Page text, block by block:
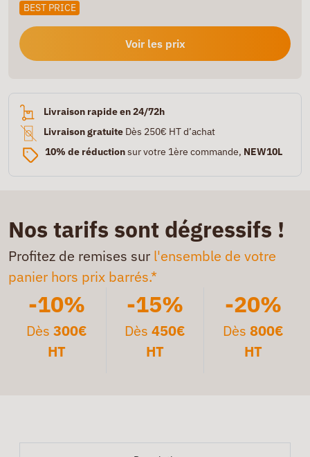
BEST PRICE
Voir les prix
Livraison rapide en 24/72h
Livraison gratuite Dès 250€ HT d’achat
10% de réductionsur votre 1ère commande, NEW10L
Nos tarifs sont dégressifs !
Profitez de remises sur l'ensemble de votre
panier hors prix barrés.*
-10%
Dès300€
HT
-15%
Dès 450€
HT
-20%
Dès 800€
HT